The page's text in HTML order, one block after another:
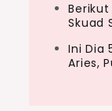
Skuad
Ini Dia
Aries,